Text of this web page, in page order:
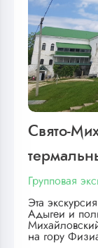
Свято-
Групповая
Эта
Адыгеи и
на гору